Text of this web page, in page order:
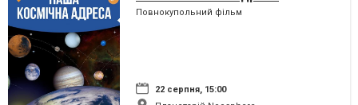
Повнокупольний фільм
22 серпня, 15:00